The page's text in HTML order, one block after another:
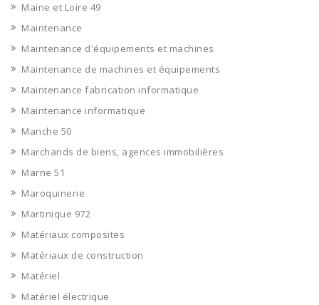
Maine et Loire 49
Maintenance
Maintenance d'équipements et machines
Maintenance de machines et équipements
Maintenance fabrication informatique
Maintenance informatique
Manche 50
Marchands de biens, agences immobilières
Marne 51
Maroquinerie
Martinique 972
Matériaux composites
Matériaux de construction
Matériel
Matériel électrique